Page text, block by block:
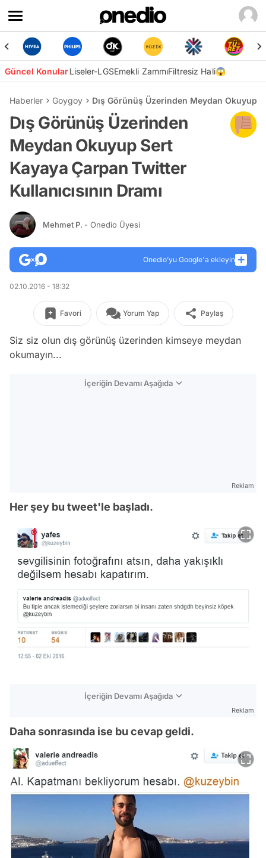
Güncel KonularLiseler-LGSEmekli ZammıFiltresiz Hali😱
Haberler Goygoy Dış Görünüş Üzerinden Meydan Okuyup
Dış Görünüş Üzerinden
Meydan Okuyup Sert
Kayaya Çarpan Twitter
Kullanıcısının Dramı
Mehmet P. - Onedio Üyesi
Onedio’yu Google'a ekleyin
02.10.2016 - 18:32
Favori Yorum Yap Paylaş
Siz siz olun dış görünüş üzerinden kimseye meydan
okumayın...
İçeriğin Devamı Aşağıda
Reklam
Her şey bu tweet'le başladı.
İçeriğin Devamı Aşağıda
Reklam
Daha sonrasında ise bu cevap geldi.